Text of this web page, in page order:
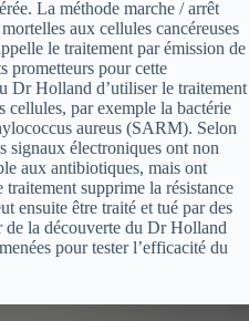
La méthode marche / arrêt
aux cellules cancéreuses
le traitement par émission de
prometteurs pour cette
Dr Holland d’utiliser le traitement
cellules, par exemple la bactérie
aureus (SARM). Selon
signaux électroniques ont non
aux antibiotiques, mais ont
supprime la résistance
ensuite être traité et tué par des
de la découverte du Dr Holland
pour tester l’efficacité du